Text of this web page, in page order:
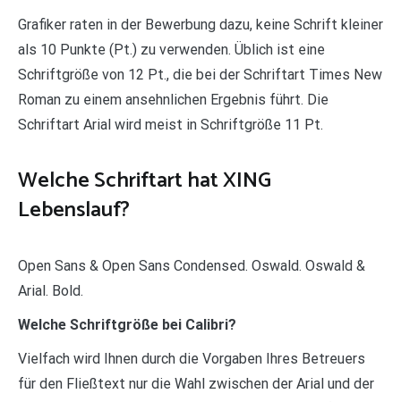
Grafiker raten in der Bewerbung dazu, keine Schrift kleiner
als 10 Punkte (Pt.) zu verwenden. Üblich ist eine
Schriftgröße von 12 Pt., die bei der Schriftart Times New
Roman zu einem ansehnlichen Ergebnis führt. Die
Schriftart Arial wird meist in Schriftgröße 11 Pt.
Welche Schriftart hat XING
Lebenslauf?
Open Sans & Open Sans Condensed. Oswald. Oswald &
Arial. Bold.
Welche Schriftgröße bei Calibri?
Vielfach wird Ihnen durch die Vorgaben Ihres Betreuers
für den Fließtext nur die Wahl zwischen der Arial und der